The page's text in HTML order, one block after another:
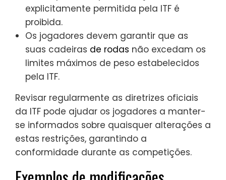
explicitamente permitida pela ITF é
proibida.
Os jogadores devem garantir que as
suas cadeiras de rodas não excedam os
limites máximos de peso estabelecidos
pela ITF.
Revisar regularmente as diretrizes oficiais
da ITF pode ajudar os jogadores a manter-
se informados sobre quaisquer alterações a
estas restrições, garantindo a
conformidade durante as competições.